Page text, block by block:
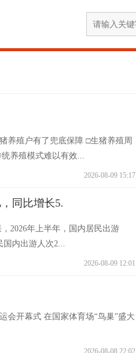
养殖户有了兜底保障 □生猪养殖周
养殖模式难以有效...
2026-08-09 15:17
同比增长5.
2026年上半年，国内居民出游
国内出游人次2...
2026-08-09 12:01
会开幕式 在国家体育场“鸟巢”盛大
2026-08-08 22:02